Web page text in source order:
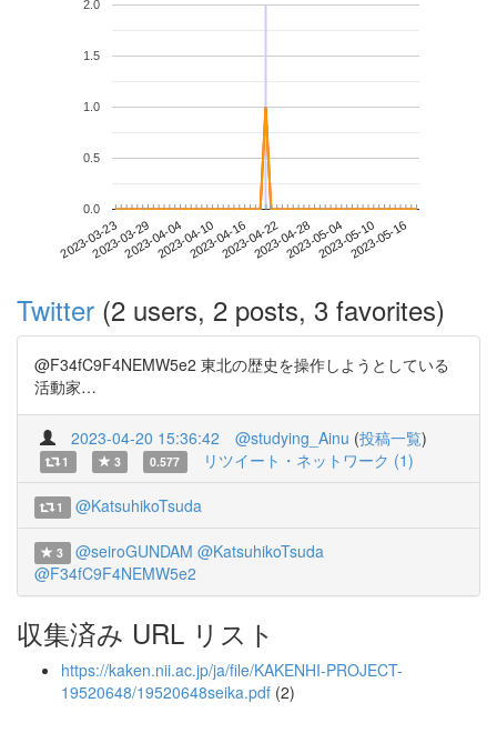
2023-03-232023-03-292023-04-042023-04-102023-04-162023-04-222023-04-282023-05-042023-05-102023-05-16
0.0
0.5
1.0
1.5
2.0
Twitter (2 users, 2 posts, 3 favorites)
@F34fC9F4NEMW5e2 東北の歴史を操作しようとしている
活動家…
2023-04-20 15:36:42 @studying_Ainu (投稿一覧)
1 3 0.577 リツイート・ネットワーク (1)
1 @KatsuhikoTsuda
3 @seiroGUNDAM @KatsuhikoTsuda
@F34fC9F4NEMW5e2
収集済み URL リスト
https://kaken.nii.ac.jp/ja/file/KAKENHI-PROJECT-
19520648/19520648seika.pdf (2)